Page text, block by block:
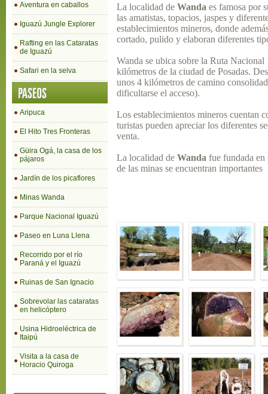
Aventura en caballos
Iguazú Jungle Explorer
Rafting en las Cataratas
de Iguazú
Safari en la selva
PASEOS
Aripuca
El Hito Tres Fronteras
Güira Ogá, la casa de los
pájaros
Jardín de los picaflores
Minas Wanda
Parque Nacional Iguazú
Paseo en Luna Llena
Recorrido por el río
Paraná y el Iguazú
Ruinas de San Ignacio
Sobrevolar las cataratas
en helicóptero
Usina Hidroeléctrica de
Itaipú
Visita a la casa de
Horacio Quiroga
La localidad de Wanda es famosa por
las amatistas, topacios, jaspes y
establecimientos mineros, donde
cortado, pulido y elaboran diferentes
Wanda se ubica sobre la Ruta
kilómetros de la ciudad de Posadas.
unos 4 kilómetros de camino
dificultarse el acceso).
Los establecimientos mineros cuentan
turistas pueden apreciar los diferentes
venta.
La localidad de Wanda fue fundada en
de las minas se encuentran importantes